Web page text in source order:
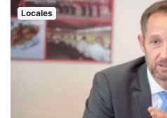
Locales